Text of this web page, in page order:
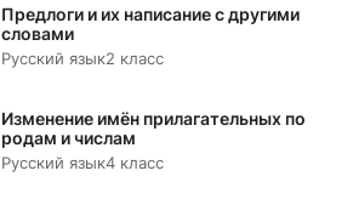
Предлоги и их написание с другими
словами
Русский язык2 класс
Изменение имён прилагательных по
родам и числам
Русский язык4 класс